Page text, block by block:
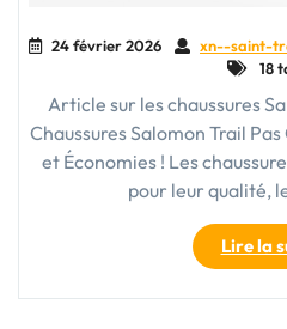
24 février 2026 xn--saint-
18
Article sur les chaussures
Chaussures Salomon Trail
et Économies ! Les
pour leur qualité,
Lire la